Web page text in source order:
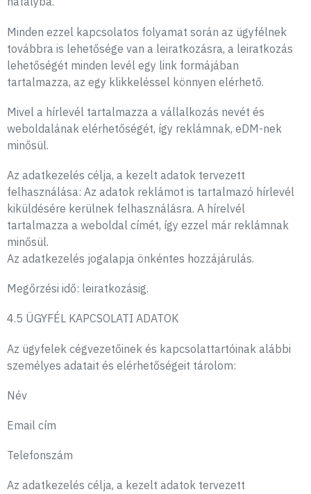
Minden ezzel kapcsolatos folyamat során az ügyfélnek
továbbra is lehetősége van a leiratkozásra, a leiratkozás
lehetőségét minden levél egy link formájában
tartalmazza, az egy klikkeléssel könnyen elérhető.
Mivel a hírlevél tartalmazza a vállalkozás nevét és
weboldalának elérhetőségét, így reklámnak, eDM-nek
minősül.
Az adatkezelés célja, a kezelt adatok tervezett
felhasználása: Az adatok reklámot is tartalmazó hírlevél
kiküldésére kerülnek felhasználásra. A hírelvél
tartalmazza a weboldal címét, így ezzel már reklámnak
minősül.
Az adatkezelés jogalapja önkéntes hozzájárulás.
Megőrzési idő: leiratkozásig.
4.5 ÜGYFÉL KAPCSOLATI ADATOK
Az ügyfelek cégvezetőinek és kapcsolattartóinak alábbi
személyes adatait és elérhetőségeit tárolom:
Név
Email cím
Telefonszám
Az adatkezelés célja, a kezelt adatok tervezett